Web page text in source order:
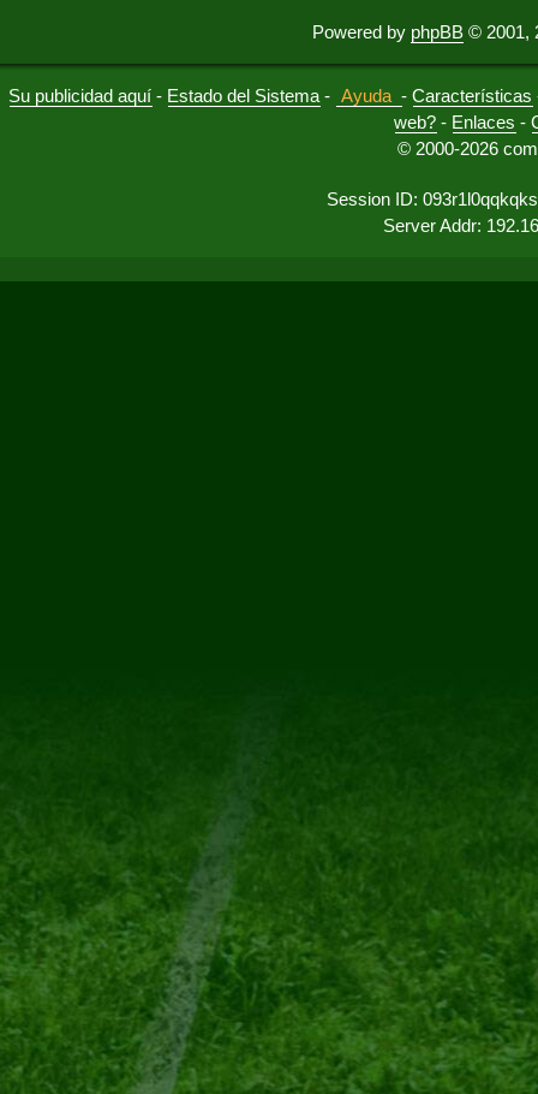
Powered by phpBB © 2001,
Su publicidad aquí - Estado del Sistema - Ayuda -Características
web? - Enlaces -
© 2000-2026
Session ID:
Server Addr: